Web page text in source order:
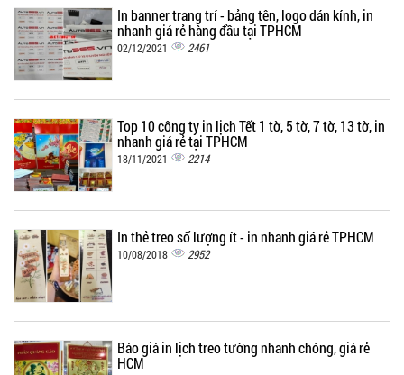
In banner trang trí - bảng tên, logo dán kính, in
nhanh giá rẻ hàng đầu tại TPHCM
02/12/2021 2461
Top 10 công ty in lịch Tết 1 tờ, 5 tờ, 7 tờ, 13 tờ, in
nhanh giá rẻ tại TPHCM
18/11/2021 2214
In thẻ treo số lượng ít - in nhanh giá rẻ TPHCM
10/08/2018 2952
Báo giá in lịch treo tường nhanh chóng, giá rẻ
HCM